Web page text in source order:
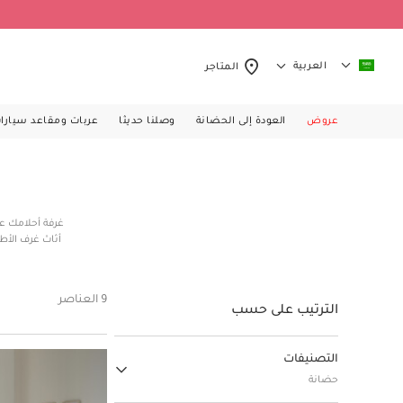
العربية المتاجر
عروض العودة إلى الحضانة وصلنا حديثا عربات ومقاعد
غرفة أحلامك
أثاث غرف
ضعي اللمسات
الترتيب على حسب
التصنيفات
حضانة
9 العناصر